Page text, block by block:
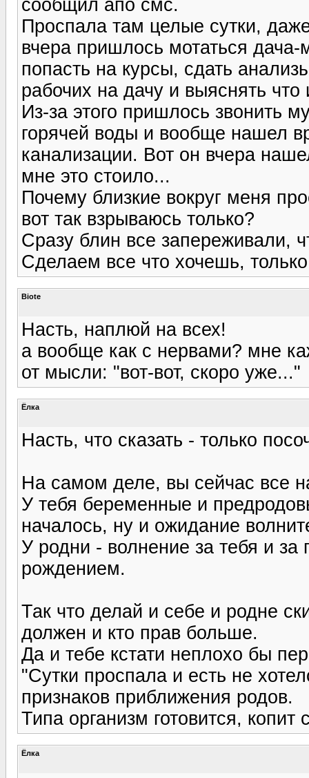
сообщил апо смс.
Проспала там целые сутки,
вчера пришлось мотаться
попасть на курсы, сдать
рабочих на дачу и выяснять что
Из-за этого пришлось звонить
горячей воды и вообще нашел
канализации. Вот он вчера
мне это стоило...
Почему близкие вокруг меня
вот так взрываюсь только?
Сразу блин все запереживали,
Сделаем все что хочешь,
Biote
Насть, наплюй на всех!
а вообще как с нервами? мне
от мысли: "вот-вот, скоро уже..."
Ёлка
Насть, что сказать - только
На самом деле, вы сейчас все
У тебя беременные и
началось, ну и ожидание
У родни - волнение за тебя и
рождением.
Так что делай и себе и родне
должен и кто прав больше.
Да и тебе кстати неплохо бы
"Сутки проспала и есть не
признаков приближения родов.
Типа организм готовится,
Ёлка